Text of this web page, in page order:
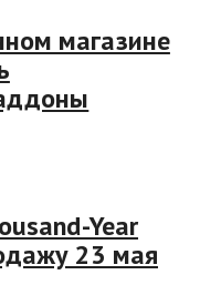
магазине
Year
23 мая